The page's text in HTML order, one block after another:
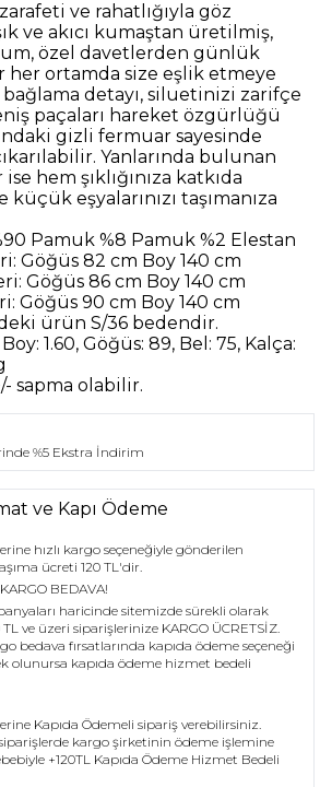
ve rahatlığıyla göz
ve akıcı kumaştan üretilmiş,
özel davetlerden günlük
her ortamda size eşlik etmeye
bağlama detayı, siluetinizi zarifçe
paçaları hareket özgürlüğü
gizli fermuar sayesinde
Yanlarında bulunan
hem şıklığınıza katkıda
eşyalarınızı taşımanıza
Pamuk %8 Pamuk %2 Elestan
Göğüs 82 cm Boy 140 cm
Göğüs 86 cm Boy 140 cm
Göğüs 90 cm Boy 140 cm
ürün S/36 bedendir.
Boy: 1.60, Göğüs: 89, Bel: 75, Kalça:
sapma olabilir.
%5 Ekstra İndirim
ve Kapı Ödeme
hızlı kargo seçeneğiyle gönderilen
ücreti 120 TL'dir.
BEDAVA!
haricinde sitemizde sürekli olarak
ve üzeri siparişlerinize KARGO ÜCRETSİZ.
bedava fırsatlarında kapıda ödeme seçeneği
olunursa kapıda ödeme hizmet bedeli
Kapıda Ödemeli sipariş verebilirsiniz.
kargo şirketinin ödeme işlemine
+120TL Kapıda Ödeme Hizmet Bedeli